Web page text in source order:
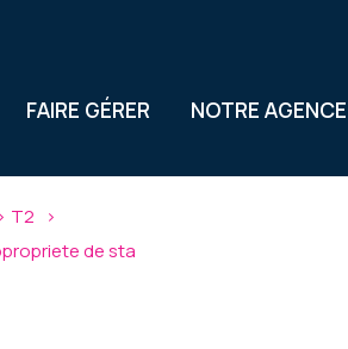
FAIRE GÉRER NOTRE AGENCE
Notre équipe
T2
de sta